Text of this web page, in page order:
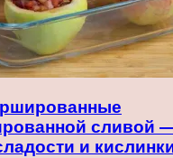
сливой
и